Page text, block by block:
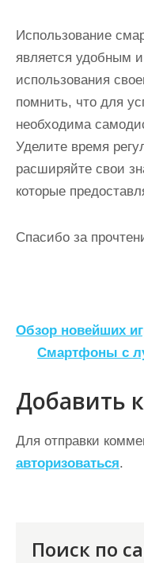
Использование
является удобным
использования
помнить, что для
необходима
Уделите время
расширяйте свои
которые
Спасибо за
Н
в
и
г
а
Обзор новейших
Смартфоны с
Добавить
Для отправки
авторизоваться.
Поиск по